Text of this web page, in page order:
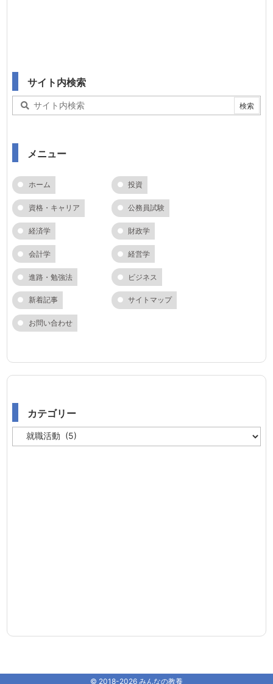
サイト内検索
メニュー
ホーム 投資
資格・キャリア 公務員試験
経済学 財政学
会計学 経営学
進路・勉強法 ビジネス
新着記事 サイトマップ
お問い合わせ
カテゴリー
© 2018-2026 みんなの教養